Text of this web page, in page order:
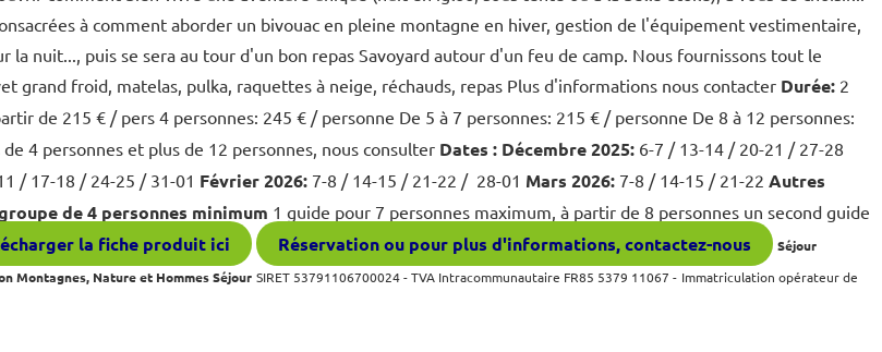
à comment aborder un bivouac en pleine montagne en hiver, gestion de l'équipement vestimentaire,
la nuit..., puis se sera au tour d'un bon repas Savoyard autour d'un feu de camp. Nous fournissons tout le
grand froid, matelas, pulka, raquettes à neige, réchauds, repas Plus d'informations nous contacter Durée: 2
de 215 € / pers 4 personnes: 245 € / personne De 5 à 7 personnes: 215 € / personne De 8 à 12 personnes:
4 personnes et plus de 12 personnes, nous consulter Dates : Décembre 2025: 6-7 / 13-14 / 20-21 / 27-28
/ 17-18 / 24-25 / 31-01 Février 2026: 7-8 / 14-15 / 21-22 / 28-01 Mars 2026: 7-8 / 14-15 / 21-22Autres
de 4 personnes minimum 1 guide pour 7 personnes maximum, à partir de 8 personnes un second guide
la fiche produit ici Réservation ou pour plus d'informations, contactez-nous
Séjour
Montagnes, Nature et Hommes Séjour SIRET 53791106700024 - TVA Intracommunautaire FR85 5379 11067 - Immatriculation opérateur de